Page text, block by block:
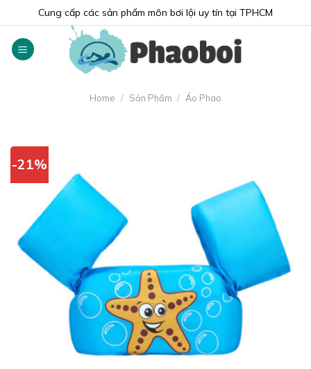
to
content
Cung cấp các sản phẩm môn bơi lội uy tín tại TPHCM
Home / Sản Phẩm / Áo Phao
-21%